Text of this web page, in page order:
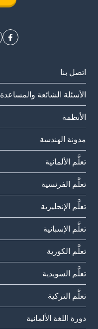
اتصل بنا
الأسئلة الشائعة والمساعدة
الأنظمة
مدونة الهندسة
تعلَّم الألمانية
تعلَّم الفرنسية
تعلَّم الإنجليزية
تعلَّم الإسبانية
تعلَّم الكورية
تعلَّم السويدية
تعلَّم التركية
دورة اللغة الألمانية